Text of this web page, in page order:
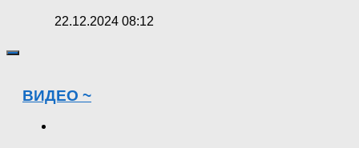
22.12.2024 08:12
ВИДЕО ~